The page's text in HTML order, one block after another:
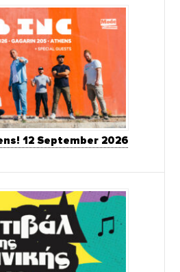
12 September 2026